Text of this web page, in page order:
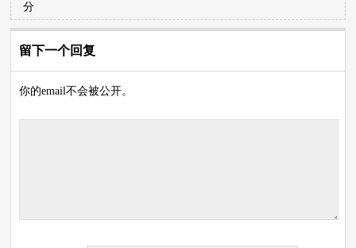
分
留下一个回复
你的email不会被公开。